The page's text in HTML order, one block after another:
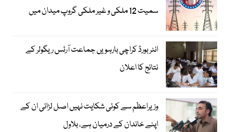
سمیت 12 ملکی و غیر ملکی گروپ میدان میں
انٹر بورڈ کراچی بارہویں جماعت آرٹس ریگولر کے
نتائج کا اعلان
وزیراعظم سے کوئی شکایت نہیں اصل لڑائی ان کے
اپنے خاندان کے درمیان ہے، بلاول